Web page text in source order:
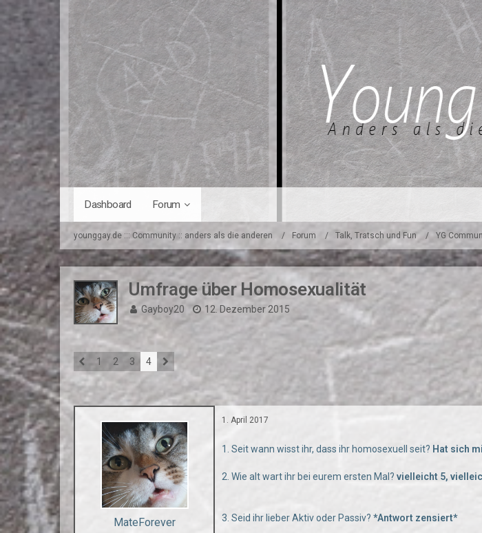
Dashboard Forum
younggay.de ::: Community :: anders als die anderen Forum Talk, Tratsch und Fun YG
Umfrage über Homosexualität
Gayboy20 12. Dezember 2015
1 2 3 4
MateForever
1. April 2017
1. Seit wann wisst ihr, dass ihr homosexuell seit? Hat sich
2. Wie alt wart ihr bei eurem ersten Mal?vielleicht 5,
3. Seid ihr lieber Aktiv oder Passiv?*Antwort zensiert*